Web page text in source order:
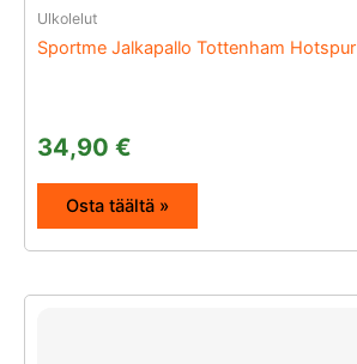
Ulkolelut
Sportme Jalkapallo Tottenham Hotspur
34,90 €
Osta täältä »